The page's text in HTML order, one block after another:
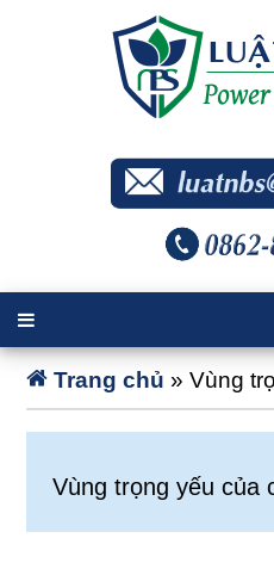
Trang chủ »Vùng
Vùng trọng yếu của